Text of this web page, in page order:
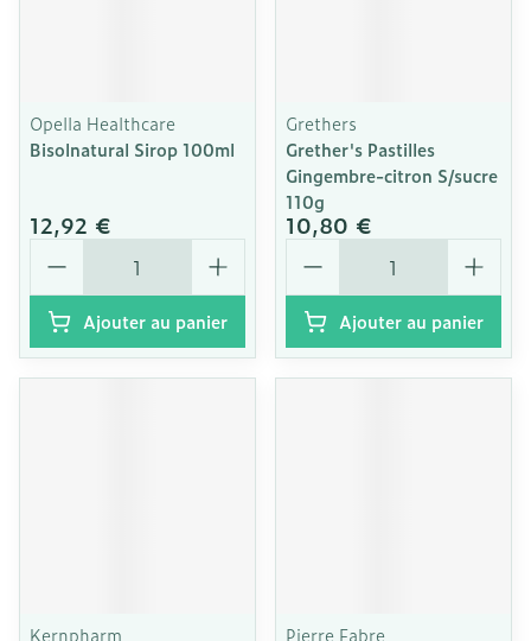
Opella Healthcare
Bisolnatural Sirop 100ml
12,92 €
Quantité
Ajouter au panier
Grethers
Grether's Pastilles
Gingembre-citron S/sucre
110g
10,80 €
Quantité
Ajouter au panier
Kernpharm Pierre Fabre